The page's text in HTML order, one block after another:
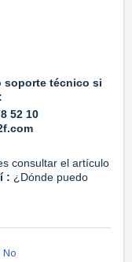
soporte técnico si
52 10
consultar el artículo
: ¿Dónde puedo
No